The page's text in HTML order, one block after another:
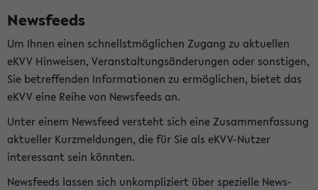
Newsfeeds
Um Ihnen einen schnellstmöglichen Zugang zu aktuellen
eKVV Hinweisen, Veranstaltungsänderungen oder sonstigen,
Sie betreffenden Informationen zu ermöglichen, bietet das
eKVV eine Reihe von Newsfeeds an.
Unter einem Newsfeed versteht sich eine Zusammenfassung
aktueller Kurzmeldungen, die für Sie als eKVV-Nutzer
interessant sein könnten.
Newsfeeds lassen sich unkompliziert über spezielle News-